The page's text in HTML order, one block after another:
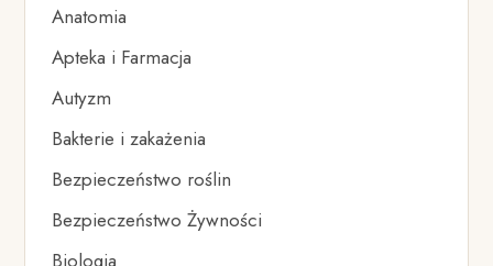
Anatomia
Apteka i Farmacja
Autyzm
Bakterie i zakażenia
Bezpieczeństwo roślin
Bezpieczeństwo Żywności